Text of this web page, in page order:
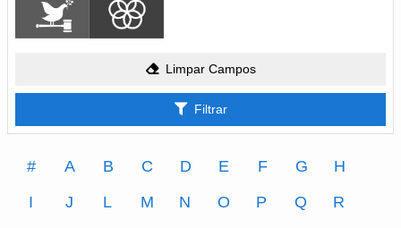
Limpar Campos
Filtrar
# A B C D E F G
H
I
J L M N O P Q
R